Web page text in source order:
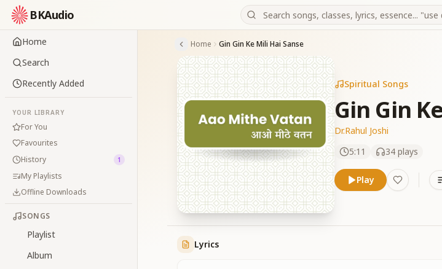
BKAudio
Home
Search
Recently Added
YOUR LIBRARY
For You
Favourites
History
1
My Playlists
Offline Downloads
SONGS
Playlist
Album
Home Gin Gin Ke Mili Hai Sanse
Spiritual Songs
Gin Gin
Dr.Rahul Joshi
5:11
34 plays
Play
Lyrics